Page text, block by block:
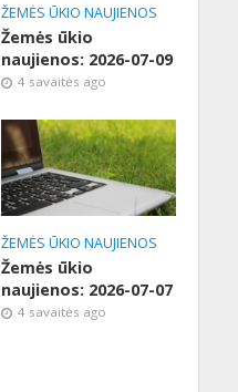
ŽEMĖS ŪKIO NAUJIENOS
Žemės ūkio
naujienos: 2026-07-09
4 savaitės ago
ŽEMĖS ŪKIO NAUJIENOS
Žemės ūkio
naujienos: 2026-07-07
4 savaitės ago